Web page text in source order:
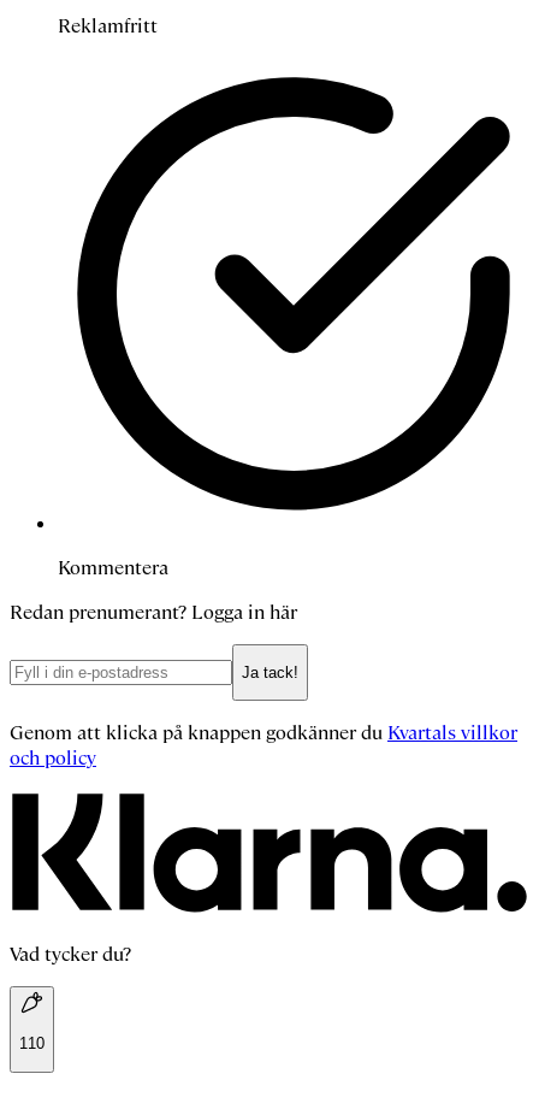
Reklamfritt
Kommentera
Redan prenumerant? Logga in här
Ja tack!
Genom att klicka på knappen godkänner du Kvartals villkor
och policy
Vad tycker du?
110